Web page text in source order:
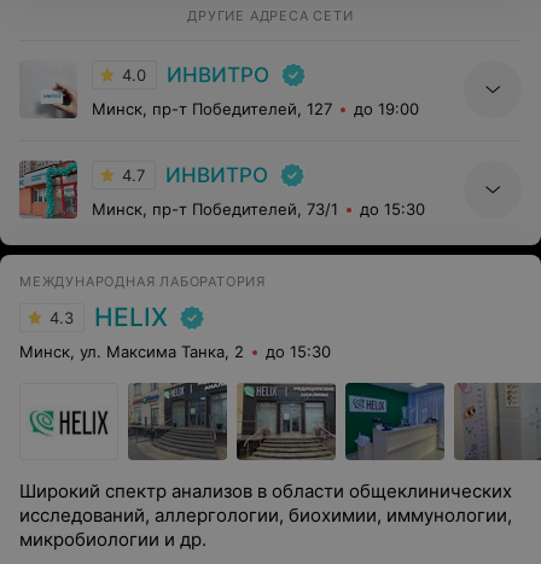
ДРУГИЕ АДРЕСА СЕТИ
4.0 ИНВИТРО
Минск, пр-т Победителей, 127 до 19:00
4.7 ИНВИТРО
Минск, пр-т Победителей, 73/1 до 15:30
МЕЖДУНАРОДНАЯ ЛАБОРАТОРИЯ
4.3 HELIX
Минск, ул. Максима Танка, 2 до 15:30
Широкий спектр анализов в области общеклинических
исследований, аллергологии, биохимии, иммунологии,
микробиологии и др.